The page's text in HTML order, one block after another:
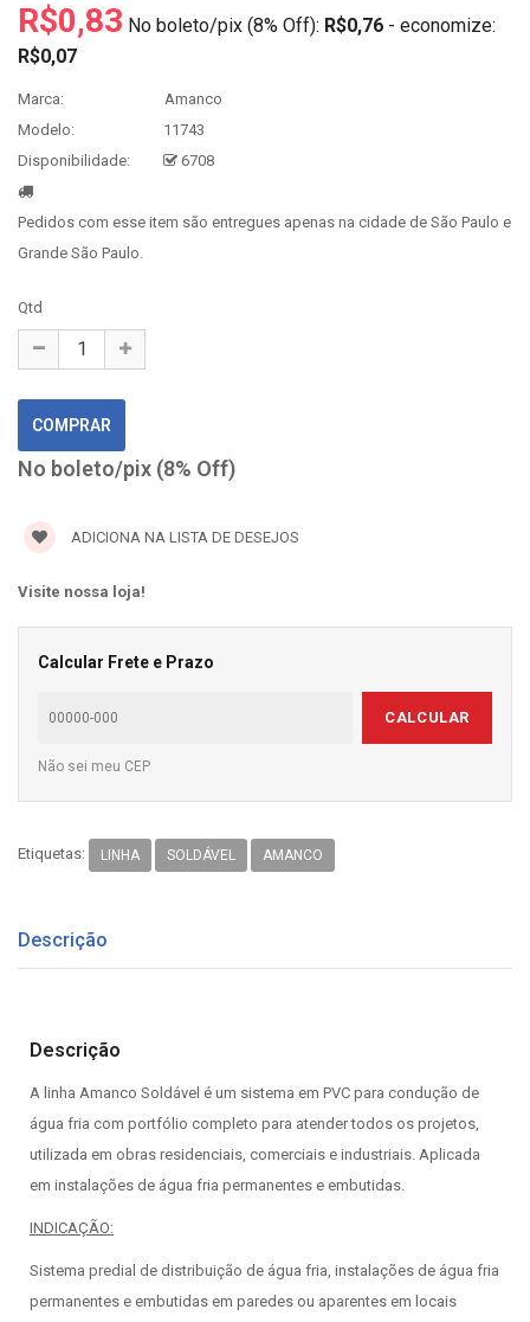
R$0,83 No boleto/pix (8% Off): R$0,76 - economize:
R$0,07
Marca:
Amanco
Modelo:
11743
Disponibilidade:
6708
Pedidos com esse item são entregues apenas na cidade de São Paulo e
Grande São Paulo.
Qtd
No boleto/pix (8% Off)
ADICIONA NA LISTA DE DESEJOS
Visite nossa loja!
Calcular Frete e Prazo
CALCULAR
Não sei meu CEP
Etiquetas: LINHA SOLDÁVEL AMANCO
Descrição
Descrição
A linha Amanco Soldável é um sistema em PVC para condução de
água fria com portfólio completo para atender todos os projetos,
utilizada em obras residenciais, comerciais e industriais. Aplicada
em instalações de água fria permanentes e embutidas.
INDICAÇÃO:
Sistema predial de distribuição de água fria, instalações de água fria
permanentes e embutidas em paredes ou aparentes em locais